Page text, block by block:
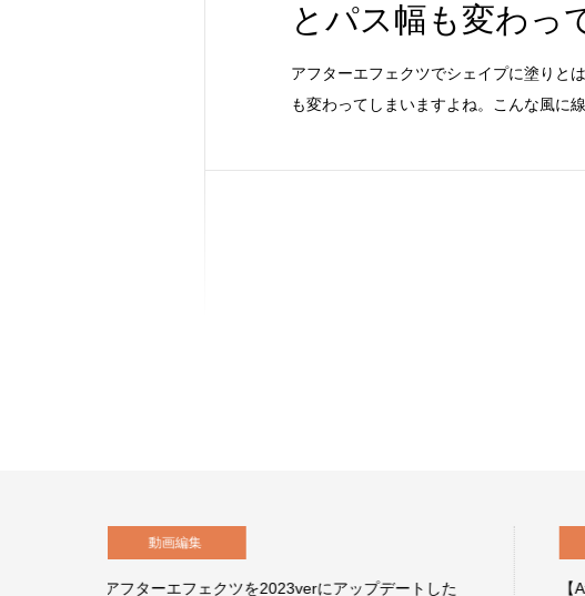
とパス幅も変わっ
アフターエフェクツでシェイプに塗りと
も変わってしまいますよね。こんな風に
ップデートした
【After Effects】シェイプのスケールを変えるとパ